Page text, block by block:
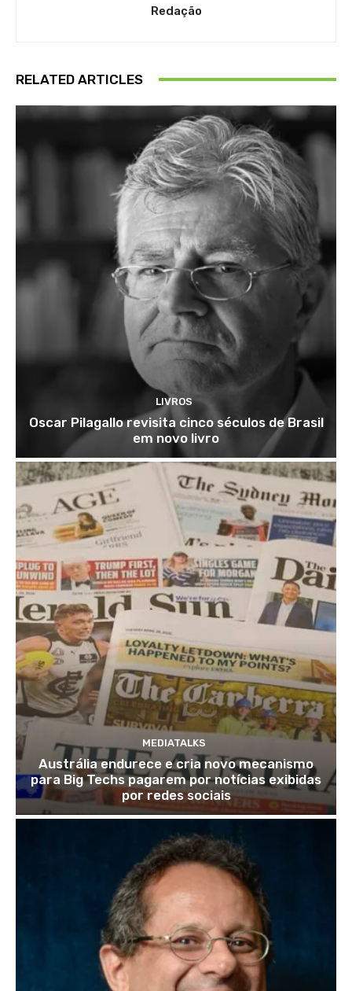
Redação
RELATED ARTICLES
LIVROS
Oscar Pilagallo revisita cinco séculos de Brasil
em novo livro
MEDIATALKS
Austrália endurece e cria novo mecanismo
para Big Techs pagarem por notícias exibidas
por redes sociais